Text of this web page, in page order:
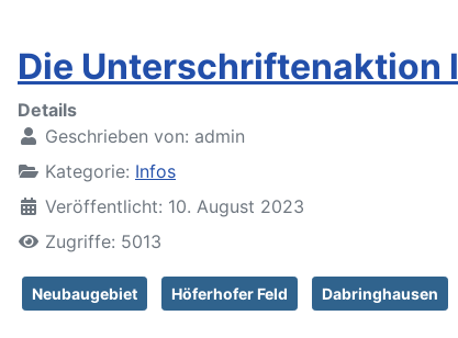
Die Unterschriftenaktion
Details
Geschrieben von: admin
Kategorie: Infos
Veröffentlicht: 10. August 2023
Zugriffe: 5013
Neubaugebiet Höferhofer Feld Dabringhausen